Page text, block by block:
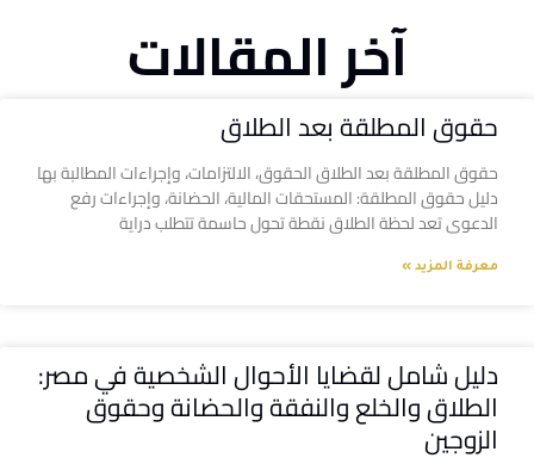
آخر المقالات
حقوق المطلقة بعد الطلاق
حقوق المطلقة بعد الطلاق الحقوق، الالتزامات، وإجراءات المطالبة بها
دليل حقوق المطلقة: المستحقات المالية، الحضانة، وإجراءات رفع
الدعوى تعد لحظة الطلاق نقطة تحول حاسمة تتطلب دراية
معرفة المزيد »
دليل شامل لقضايا الأحوال الشخصية في مصر:
الطلاق والخلع والنفقة والحضانة وحقوق
الزوجين